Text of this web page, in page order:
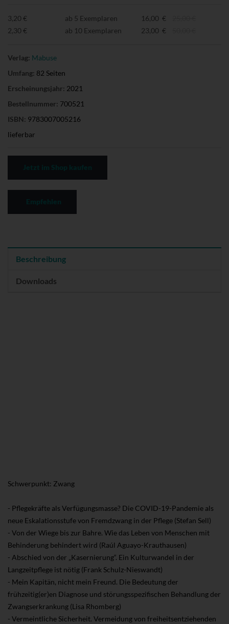
3,20 € ab 5 Exemplaren 16,00 €
2,30 €
ab 10 Exemplaren 23,00 €
Verlag: Mabuse
Umfang: 82 Seiten
Erscheinungsjahr: 2021
Bestellnummer: 700521
ISBN: 9783007005216
lieferbar
Beschreibung
Downloads
Schwerpunkt: Zwang
- Pflegekräfte als Verfügungsmasse? Die COVID-19-Pandemie als
neue Eskalationsstufe von Fremdzwang in der Pflege (Stefan Sell)
- Von der Wiege bis zur Bahre. Wie das Leben von Menschen mit
Behinderung behindert wird (Raúl Aguayo-Krauthausen)
- Abschied von der „Kasernierung“. Ein Kulturwandel in der
Langzeitpflege ist nötig (Frank Schulz-Nieswandt)
- Mein Kapitän, nicht mein Freund. Die Bedeutung der
frühzeitig(er)en Diagnose und störungsspezifischen Behandlung der
Zwangserkrankung (Lisa Rhomberg)
- Vermeintliche Sicherheit. Vermeidung von freiheitsentziehenden